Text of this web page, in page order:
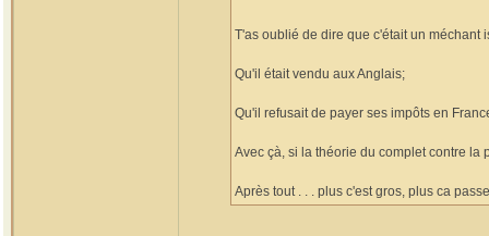
T'as oublié de dire que c'était un méchant
Qu'il était vendu aux Anglais;
Qu'il refusait de payer ses impôts en
Avec çà, si la théorie du complet contre la
Après tout . . . plus c'est gros, plus ca